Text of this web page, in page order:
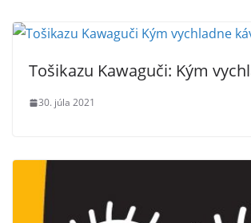
Tošikazu Kawaguči: Kým
30. júla 2021